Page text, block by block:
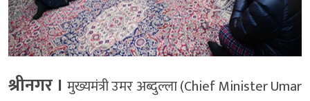
श्रीनगर । मुख्यमंत्री उमर अब्दुल्ला (Chief Minister Umar